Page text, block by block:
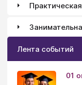
Лента событий
01